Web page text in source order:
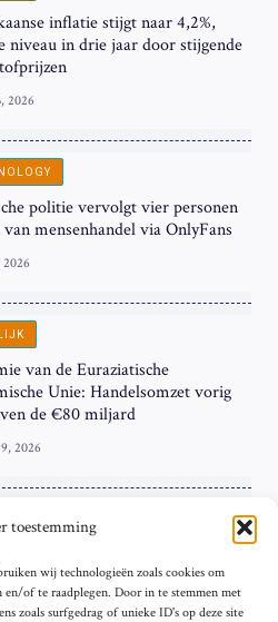
toestemming
wij technologieën zoals cookies om
of te raadplegen. Door in te stemmen met
zoals surfgedrag of unieke ID's op deze site
inflatie stijgt naar 4,2%,
niveau in drie jaar door stijgende
2026
politie vervolgt vier personen
mensenhandel via OnlyFans
2026
van de Euraziatische
Unie: Handelsomzet vorig
de €80 miljard
2026
Inflatie bij de ‘Grote Vier’